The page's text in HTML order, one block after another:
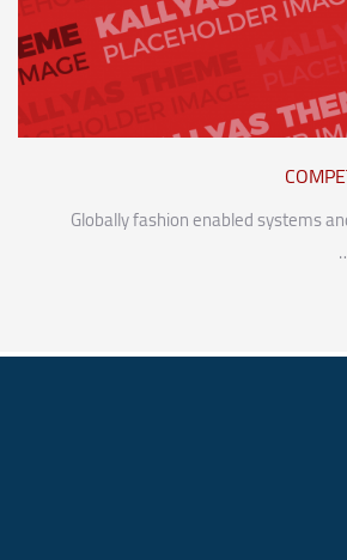
Globally fashion enabled systems